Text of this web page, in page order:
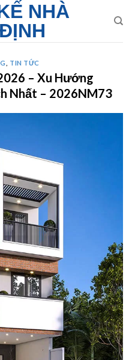
TIN TỨC
– Xu Hướng
Nhất – 2026NM73